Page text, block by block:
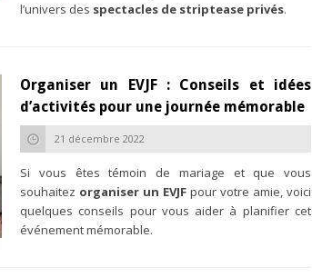
l’univers des spectacles de striptease privés.
Organiser un EVJF : Conseils et idées
d’activités pour une journée mémorable
21 décembre 2022
Si vous êtes témoin de mariage et que vous
souhaitez organiser un EVJF pour votre amie, voici
quelques conseils pour vous aider à planifier cet
événement mémorable.